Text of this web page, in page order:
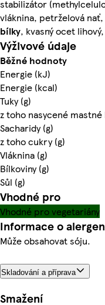
stabilizátor
vláknina, petrželová
bílky, kvasný ocet
Výživové údaje
Běžné hodnoty
Energie (kJ)
Energie (kcal)
Tuky (g)
z toho nasycené mastné
Sacharidy (g)
z toho cukry (g)
Vláknina (g)
Bílkoviny (g)
Sůl (g)
Vhodné pro
Vhodné pro vegetariány
Informace o
Může obsahovat sóju.
Skladování a příprava
Smažení